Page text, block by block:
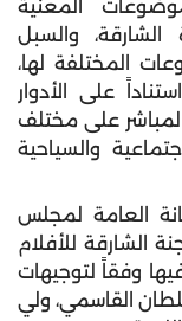
المعنية
الشارقة، والسبل
المختلفة لها،
على الأدوار
المباشر على مختلف
والسياحية
العامة لمجلس
الشارقة للأفلام
وفقاً لتوجيهات
القاسمي، ولي